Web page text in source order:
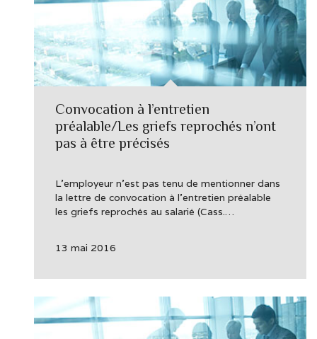
Convocation à l’entretien
préalable/Les griefs reprochés n’ont
pas à être précisés
L’employeur n’est pas tenu de mentionner dans
la lettre de convocation à l’entretien préalable
les griefs reprochés au salarié (Cass.…
13 mai 2016